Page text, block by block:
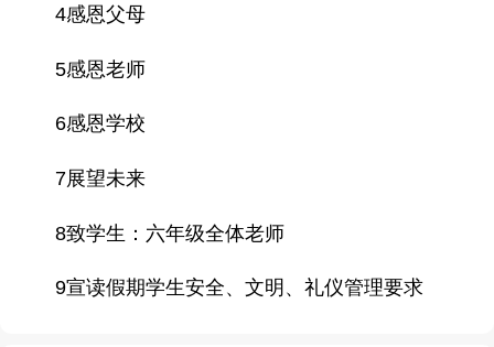
4感恩父母
5感恩老师
6感恩学校
7展望未来
8致学生：六年级全体老师
9宣读假期学生安全、文明、礼仪管理要求